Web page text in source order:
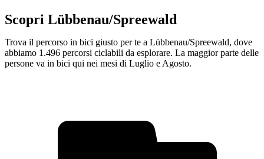
Scopri Lübbenau/Spreewald
Trova il percorso in bici giusto per te a Lübbenau/Spreewald, dove
abbiamo 1.496 percorsi ciclabili da esplorare. La maggior parte delle
persone va in bici qui nei mesi di Luglio e Agosto.